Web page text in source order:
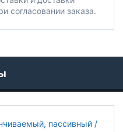
согласовании заказа.